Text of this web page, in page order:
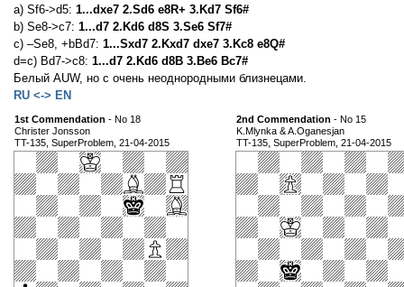
a) Sf6->d5: 1...dxe7 2.Sd6 e8R+ 3.Kd7 Sf6#
b) Se8->c7: 1...d7 2.Kd6 d8S 3.Se6 Sf7#
c) –Se8, +bBd7: 1...Sxd7 2.Kxd7 dxe7 3.Kc8 e8Q#
d=c) Bd7->c8: 1...d7 2.Kd6 d8B 3.Be6 Bc7#
Белый AUW, но с очень неоднородными близнецами.
RU <-> EN
1st Commendation - No 18
Christer Jonsson
TT-135, SuperProblem, 21-04-2015
2nd Commendation - No 15
K.Mlynka & A.Oganesjan
TT-135, SuperProblem, 21-04-2015